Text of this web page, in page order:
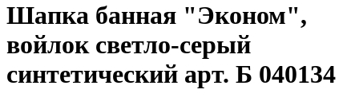
Шапка банная "Эконом",
войлок светло-серый
синтетический арт. Б 040134